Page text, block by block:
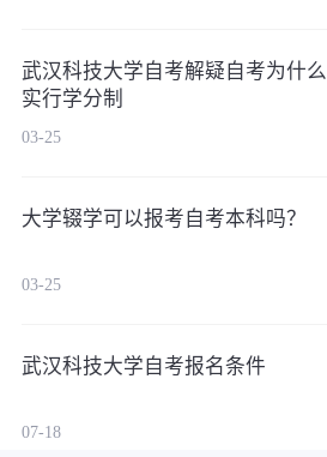
武汉科技大学自考解疑自考为什么
实行学分制
03-25
大学辍学可以报考自考本科吗？
03-25
武汉科技大学自考报名条件
07-18